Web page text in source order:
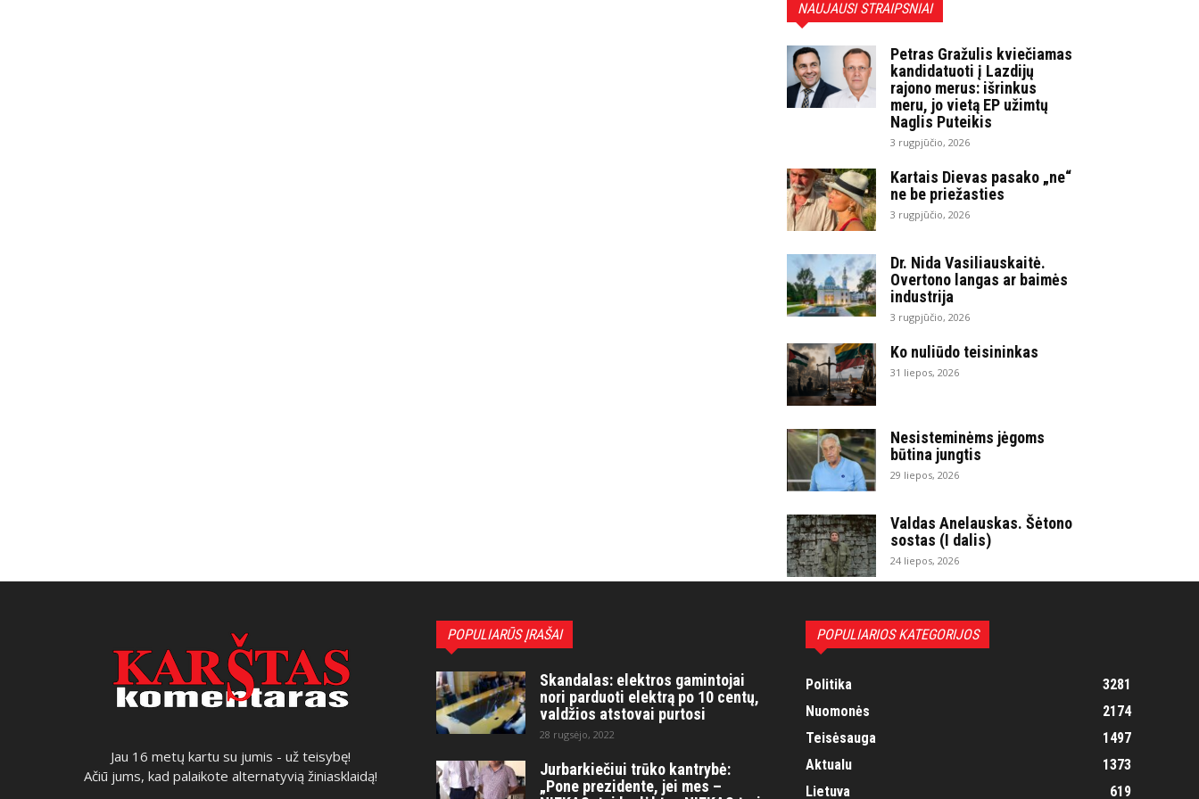
NAUJAUSI STRAIPSNIAI
Petras Gražulis kviečiamas
kandidatuoti į Lazdijų
rajono merus: išrinkus
meru, jo vietą EP užimtų
Naglis Puteikis
3 rugpjūčio, 2026
Kartais Dievas pasako „ne“
ne be priežasties
3 rugpjūčio, 2026
Dr. Nida Vasiliauskaitė.
Overtono langas ar baimės
industrija
3 rugpjūčio, 2026
Ko nuliūdo teisininkas
31 liepos, 2026
Nesisteminėms jėgoms
būtina jungtis
29 liepos, 2026
Valdas Anelauskas. Šėtono
sostas (I dalis)
24 liepos, 2026
Jau 16 metų kartu su jumis - už teisybę!
Ačiū jums, kad palaikote alternatyvią žiniasklaidą!
POPULIARŪS ĮRAŠAI
Skandalas: elektros gamintojai
nori parduoti elektrą po 10 centų,
valdžios atstovai purtosi
28 rugsėjo, 2022
Jurbarkiečiui trūko kantrybė:
„Pone prezidente, jei mes –
POPULIARIOS KATEGORIJOS
Politika
3281
Nuomonės
2174
Teisėsauga
1497
Aktualu
1373
Lietuva
619